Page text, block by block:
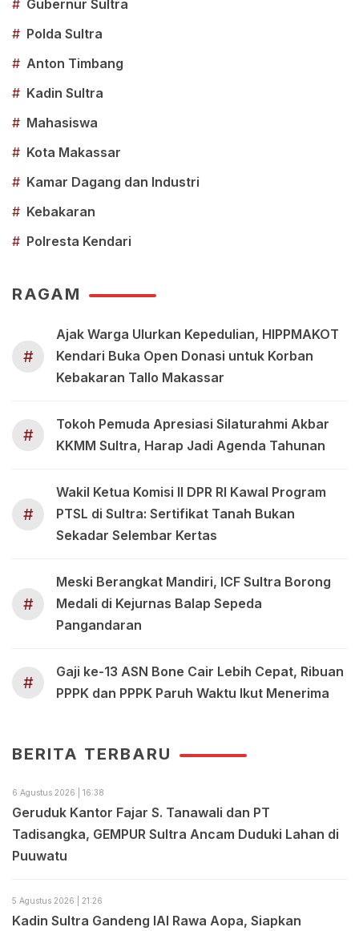
# Gubernur Sultra
# Polda Sultra
# Anton Timbang
# Kadin Sultra
# Mahasiswa
# Kota Makassar
# Kamar Dagang dan Industri
# Kebakaran
# Polresta Kendari
RAGAM
#
Ajak Warga Ulurkan Kepedulian, HIPPMAKOT
Kendari Buka Open Donasi untuk Korban
Kebakaran Tallo Makassar
#
Tokoh Pemuda Apresiasi Silaturahmi Akbar
KKMM Sultra, Harap Jadi Agenda Tahunan
#
Wakil Ketua Komisi II DPR RI Kawal Program
PTSL di Sultra: Sertifikat Tanah Bukan
Sekadar Selembar Kertas
#
Meski Berangkat Mandiri, ICF Sultra Borong
Medali di Kejurnas Balap Sepeda
Pangandaran
#
Gaji ke-13 ASN Bone Cair Lebih Cepat, Ribuan
PPPK dan PPPK Paruh Waktu Ikut Menerima
BERITA TERBARU
6 Agustus 2026 | 16:38
Geruduk Kantor Fajar S. Tanawali dan PT
Tadisangka, GEMPUR Sultra Ancam Duduki Lahan di
Puuwatu
5 Agustus 2026 | 21:26
Kadin Sultra Gandeng IAI Rawa Aopa, Siapkan